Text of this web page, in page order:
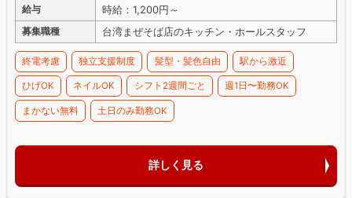
給与 時給：1,200円～
募集職種 台湾まぜそば店のキッチン・ホールスタッフ
終電考慮 独立支援制度 髪型・髪色自由 駅から激近
ひげOK ネイルOK シフト2週間ごと 週1日〜勤務OK
まかない無料 土日のみ勤務OK
詳しく見る